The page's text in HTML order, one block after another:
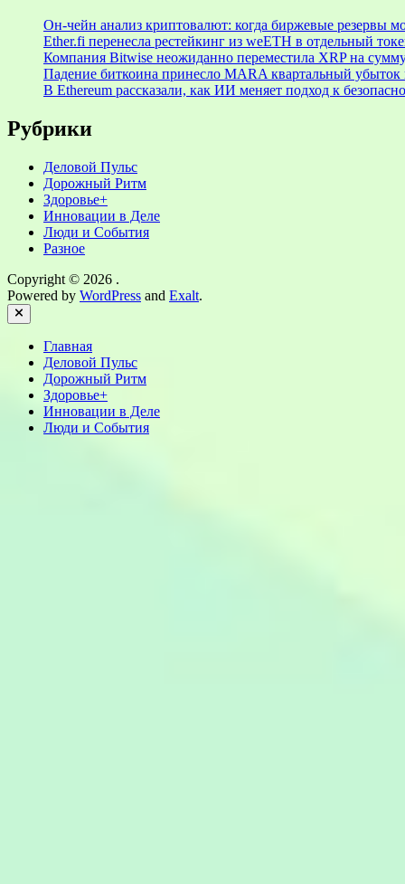
Он-чейн анализ криптовалют: когда биржевые резервы
Ether.fi перенесла рестейкинг из weETH в отдельный
Компания Bitwise неожиданно переместила XRP на
Падение биткоина принесло MARA квартальный убыток
В Ethereum рассказали, как ИИ меняет подход к
Рубрики
Деловой Пульс
Дорожный Ритм
Здоровье+
Инновации в Деле
Люди и События
Разное
Copyright © 2026 .
Powered by WordPress and Exalt.
Close
Главная
Деловой Пульс
Дорожный Ритм
Здоровье+
Инновации в Деле
Люди и События